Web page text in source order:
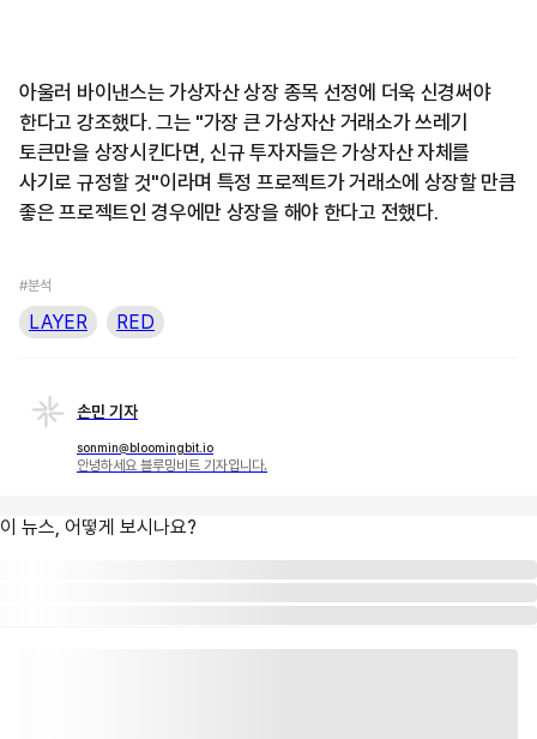
아울러 바이낸스는 가상자산 상장 종목 선정에 더욱 신경써야
한다고 강조했다. 그는 "가장 큰 가상자산 거래소가 쓰레기
토큰만을 상장시킨다면, 신규 투자자들은 가상자산 자체를
사기로 규정할 것"이라며 특정 프로젝트가 거래소에 상장할 만큼
좋은 프로젝트인 경우에만 상장을 해야 한다고 전했다.
#분석
LAYER RED
손민 기자
sonmin@bloomingbit.io
안녕하세요 블루밍비트 기자입니다.
이 뉴스, 어떻게 보시나요?